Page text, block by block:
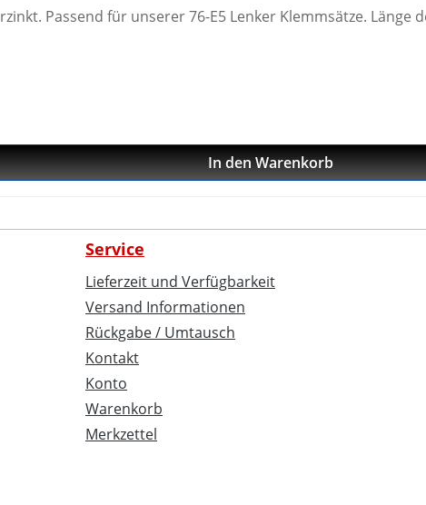
Passend für unserer 76-E5 Lenker Klemmsätze.
In den Warenkorb
Service
Lieferzeit und Verfügbarkeit
Versand Informationen
Rückgabe / Umtausch
Kontakt
Konto
Warenkorb
Merkzettel